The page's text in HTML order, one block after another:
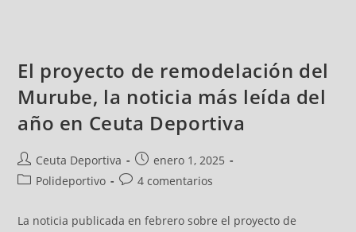
El proyecto de remodelación del
Murube, la noticia más leída del
año en Ceuta Deportiva
Ceuta Deportiva
enero 1, 2025
Polideportivo
4 comentarios
La noticia publicada en febrero sobre el proyecto de